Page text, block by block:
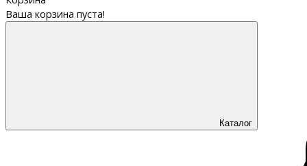
Ваша корзина пуста!
Каталог